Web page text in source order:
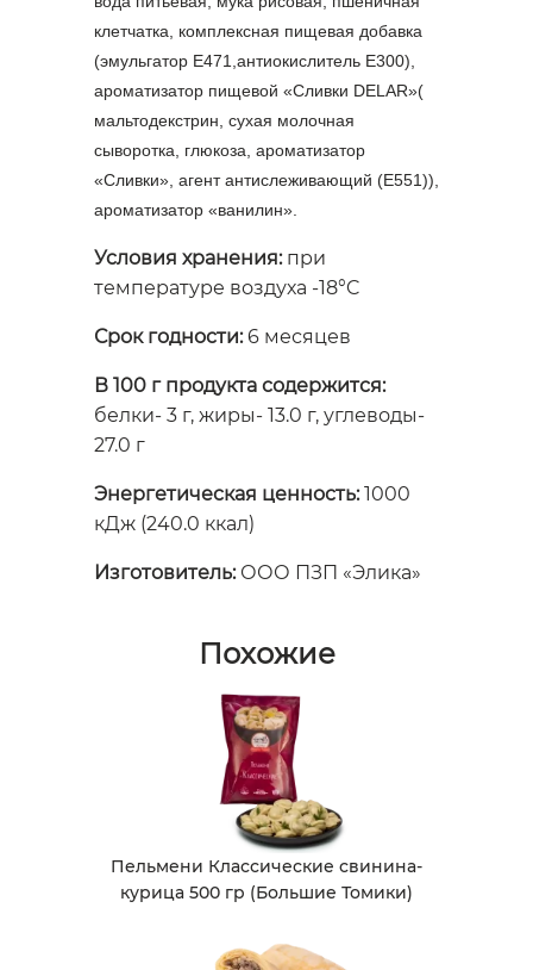
клетчатка, комплексная пищевая добавка
(эмульгатор Е471,антиокислитель Е300),
ароматизатор пищевой «Сливки DELAR»(
мальтодекстрин, сухая молочная
сыворотка, глюкоза, ароматизатор
«Сливки», агент антислеживающий (Е551)),
ароматизатор «ванилин».
Условия хранения:при
температуре воздуха -18°C
Срок годности:6 месяцев
В 100 г продукта содержится:
белки- 3 г, жиры- 13.0 г, углеводы-
27.0 г
Энергетическая ценность:1000
кДж (240.0 ккал)
Изготовитель:ООО ПЗП «Элика»
Похожие
Пельмени Классические свинина-
курица 500 гр (Большие Томики)